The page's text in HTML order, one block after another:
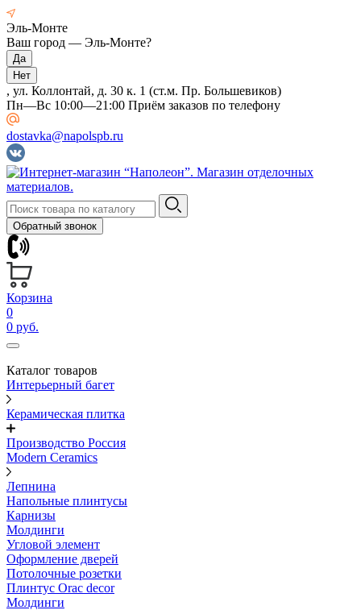
Эль-Монте
Ваш город — Эль-Монте?
, ул. Коллонтай, д. 30 к. 1 (ст.м. Пр. Большевиков)
Пн—Вс 10:00—21:00 Приём заказов по телефону
dostavka@napolspb.ru
Обратный звонок
Корзина
0
0 руб.
Каталог товаров
Интерьерный багет
Керамическая плитка
Производство Россия
Modern Ceramics
Лепнина
Напольные плинтусы
Карнизы
Молдинги
Угловой элемент
Оформление дверей
Потолочные розетки
Плинтус Orac decor
Молдинги